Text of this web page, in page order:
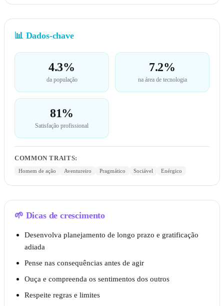
📊 Dados-chave
4.3%
da população
7.2%
na área de tecnologia
81%
Satisfação profissional
COMMON TRAITS:
Homem de ação Aventureiro Pragmático Sociável Enérgico
🌱 Dicas de crescimento
Desenvolva planejamento de longo prazo e gratificação
adiada
Pense nas consequências antes de agir
Ouça e compreenda os sentimentos dos outros
Respeite regras e limites